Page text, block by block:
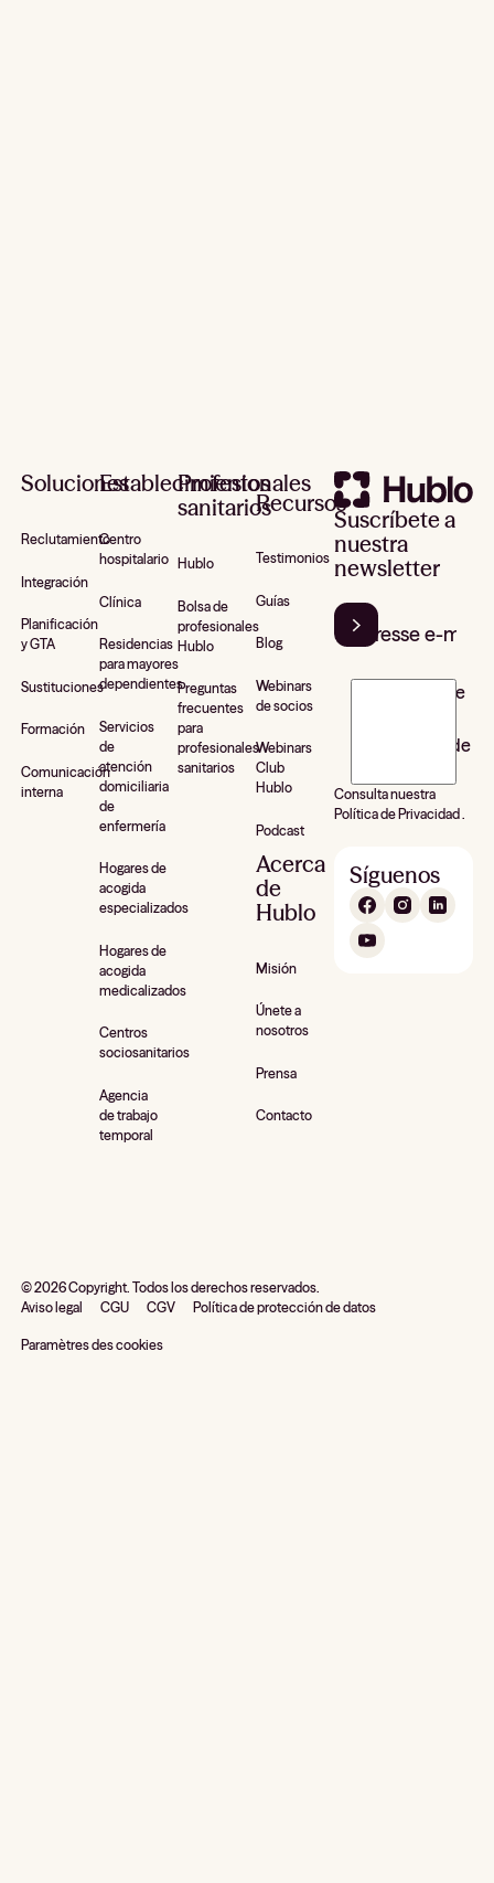
Soluciones
Reclutamiento
Integración
Planificación
y GTA
Sustituciones
Formación
Comunicación
interna
Establecimientos
Centro
hospitalario
Clínica
Residencias
para mayores
dependientes
Servicios
de
atención
domiciliaria
de
enfermería
Hogares de
acogida
especializados
Hogares de
acogida
medicalizados
Centros
sociosanitarios
Agencia
de trabajo
temporal
Profesionales
sanitarios
Hublo
Bolsa de
profesionales
Hublo
Preguntas
frecuentes
para
profesionales
sanitarios
Recursos
Testimonios
Guías
Blog
Webinars
de socios
Webinars
Club
Hublo
Podcast
Acerca
de
Hublo
Misión
Únete a
nosotros
Prensa
Contacto
Suscríbete a
nuestra
newsletter
J’accepte de
newsletter de
Consulta nuestra
Política de Privacidad .
Síguenos
©2026Copyright. Todos los derechos reservados.
Aviso legal
CGU CGV Política de protección de datos
Paramètres des cookies